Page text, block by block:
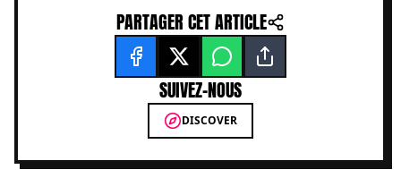
PARTAGER CET ARTICLE
SUIVEZ-NOUS
DISCOVER